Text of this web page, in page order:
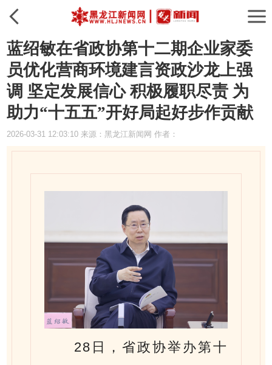
蓝绍敏在省政协第十二期企业家委
员优化营商环境建言资政沙龙上强
调 坚定发展信心 积极履职尽责 为
助力“十五五”开好局起好步作贡献
2026-03-31 12:03:10 来源：黑龙江新闻网 作者：
28日，省政协举办第十